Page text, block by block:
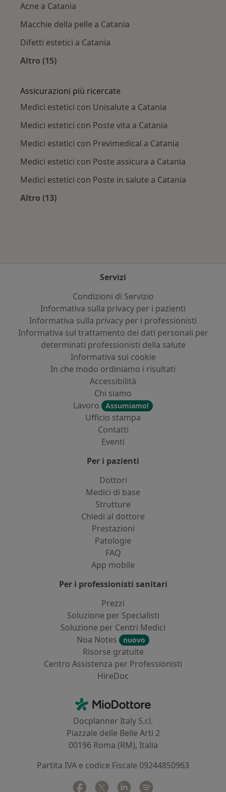
Acne a Catania
Macchie della pelle a Catania
Difetti estetici a Catania
Altro (15)
Assicurazioni più ricercate
Medici estetici con Unisalute a Catania
Medici estetici con Poste vita a Catania
Medici estetici con Previmedical a Catania
Medici estetici con Poste assicura a Catania
Medici estetici con Poste in salute a Catania
Altro (13)
Servizi
Condizioni di Servizio
Informativa sulla privacy per i pazienti
Informativa sulla privacy per i professionisti
Informativa sul trattamento dei dati personali per
determinati professionisti della salute
Informativa sui cookie
In che modo ordiniamo i risultati
Accessibilità
Chi siamo
Lavoro
Assumiamo!
Ufficio stampa
Contatti
Eventi
Per i pazienti
Dottori
Medici di base
Strutture
Chiedi al dottore
Prestazioni
Patologie
FAQ
App mobile
Per i professionisti sanitari
Prezzi
Soluzione per Specialisti
Soluzione per Centri Medici
Noa Notes
nuovo
Risorse gratuite
Centro Assistenza per Professionisti
HireDoc
MioDottore - Homepage
Docplanner Italy S.r.l.
Piazzale delle Belle Arti 2
00196 Roma (RM), Italia
Partita IVA e codice Fiscale 09244850963
Facebook
si apre in una nuova scheda
Twitter
si apre in una nuova scheda
Linkedin
si apre in una nuova